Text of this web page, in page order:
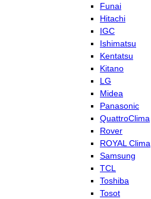
Funai
Hitachi
IGC
Ishimatsu
Kentatsu
Kitano
LG
Midea
Panasonic
QuattroClima
Rover
ROYAL Clima
Samsung
TCL
Toshiba
Tosot